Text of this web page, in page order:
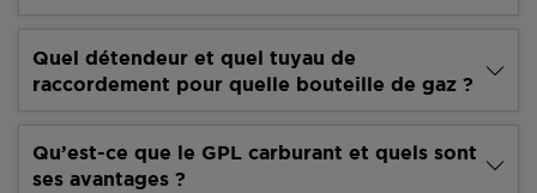
Quel détendeur et quel tuyau de
raccordement pour quelle bouteille de gaz ?
Qu’est-ce que le GPL carburant et quels sont
ses avantages ?